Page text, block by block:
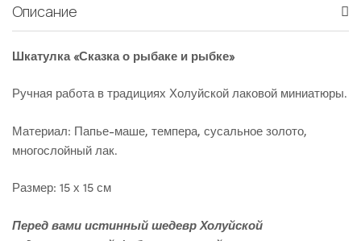
Описание
Шкатулка «Сказка о рыбаке и рыбке»
Ручная работа в традициях Холуйской лаковой миниатюры.
Материал: Папье-маше, темпера, сусальное золото,
многослойный лак.
Размер: 15 х 15 см
Перед вами истинный шедевр Холуйской